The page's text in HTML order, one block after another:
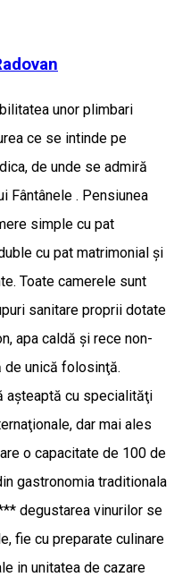
unor plimbari
ce se intinde pe
de unde se admiră
Fântânele . Pensiunea
simple cu pat
cu pat matrimonial şi
Toate camerele sunt
sanitare proprii dotate
apa caldă şi rece non-
unică folosinţă.
aşteaptă cu specialităţi
dar mai ales
o capacitate de 100 de
gastronomia traditionala
degustarea vinurilor se
fie cu preparate culinare
in unitatea de cazare